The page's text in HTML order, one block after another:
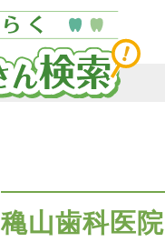
穐山歯科医院